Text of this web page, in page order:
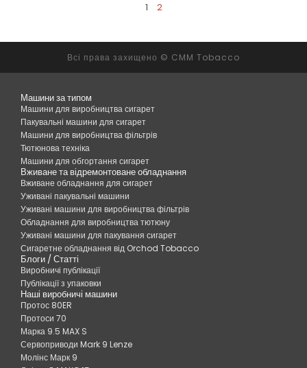
1 2
Всі права захищено © CMM Tobacco
Машини за типом
Машини для виробництва сигарет
Пакувальні машини для сигарет
Машини для виробництва фільтрів
Тютюнова техніка
Машини для обгортання сигарет
Вживане та відремонтоване обладнання
Вживане обладнання для сигарет
Уживані пакувальні машини
Уживані машини для виробництва фільтрів
Обладнання для виробництва тютюну
Уживані машини для пакування сигарет
Сигаретне обладнання від Orchod Tobacco
Блоги / Статті
Виробничі публікації
Публікації з упаковки
Наші виробничі машини
Протос 80ER
Протоси 70
Марка 9.5 MAX S
Сервоприводи Mark 9 Lenze
Молінс Марк 9